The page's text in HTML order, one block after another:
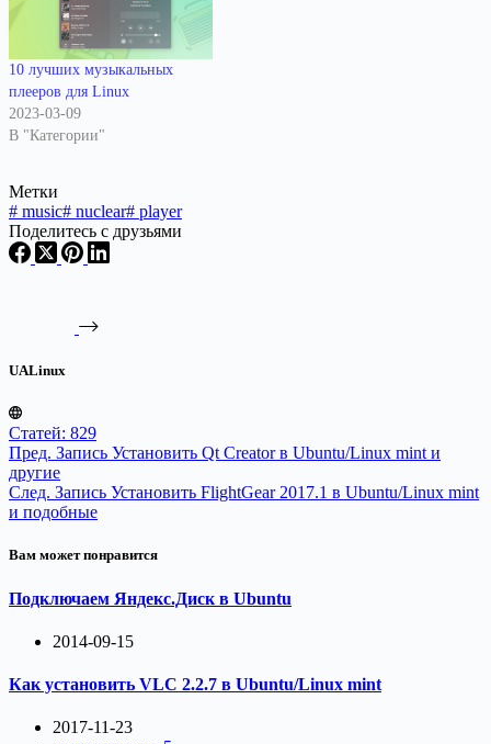
10 лучших музыкальных
плееров для Linux
2023-03-09
В "Категории"
Метки
# music# nuclear# player
Поделитесь с друзьями
UALinux
Статей: 829
Пред. Запись Установить Qt Creator в Ubuntu/Linux mint и
другие
След. Запись Установить FlightGear 2017.1 в Ubuntu/Linux mint
и подобные
Вам может понравится
Подключаем Яндекс.Диск в Ubuntu
2014-09-15
Как установить VLC 2.2.7 в Ubuntu/Linux mint
2017-11-23